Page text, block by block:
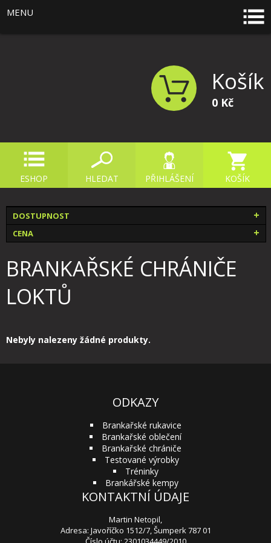
MENU
Košík
0 Kč
ESHOP HLEDAT PŘIHLÁŠENÍ KOŠÍK
DOSTUPNOST
CENA
BRANKAŘSKÉ CHRÁNIČE
LOKTŮ
Nebyly nalezeny žádné produkty.
ODKAZY
Brankařské rukavice
Brankařské oblečení
Brankařské chrániče
Testované výrobky
Tréninky
Brankářské kempy
KONTAKTNÍ ÚDAJE
Martin Netopil,
Adresa: Javoříčko 1512/7, Šumperk 787 01